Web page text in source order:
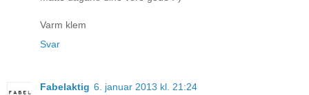
Varm klem
Svar
Fabelaktig 6. januar 2013 kl. 21:24